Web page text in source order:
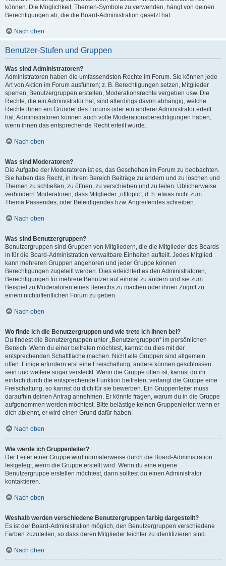
können. Die Möglichkeit, Themen-Symbole zu verwenden, hängt von deinen
Berechtigungen ab, die die Board-Administration gesetzt hat.
Nach oben
Benutzer-Stufen und Gruppen
Was sind Administratoren?
Administratoren haben die umfassendsten Rechte im Forum. Sie können jede
Art von Aktion im Forum ausführen; z. B. Berechtigungen setzen, Mitglieder
sperren, Benutzergruppen erstellen, Moderationsrechte vergeben usw. Die
Rechte, die ein Administrator hat, sind allerdings davon abhängig, welche
Rechte ihnen ein Gründer des Forums oder ein anderer Administrator erteilt
hat. Administratoren können auch volle Moderationsberechtigungen haben,
wenn ihnen das entsprechende Recht erteilt wurde.
Nach oben
Was sind Moderatoren?
Die Aufgabe der Moderatoren ist es, das Geschehen im Forum zu beobachten.
Sie haben das Recht, in ihrem Bereich Beiträge zu ändern und zu löschen und
Themen zu schließen, zu öffnen, zu verschieben und zu teilen. Üblicherweise
verhindern Moderatoren, dass Mitglieder „offtopic“, d. h. etwas nicht zum
Thema Passendes, oder Beleidigendes bzw. Angreifendes schreiben.
Nach oben
Was sind Benutzergruppen?
Benutzergruppen sind Gruppen von Mitgliedern, die die Mitglieder des Boards
in für die Board-Administration verwaltbare Einheiten aufteilt. Jedes Mitglied
kann mehreren Gruppen angehören und jeder Gruppe können
Berechtigungen zugeteilt werden. Dies erleichtert es den Administratoren,
Berechtigungen für mehrere Benutzer auf einmal zu ändern und sie zum
Beispiel zu Moderatoren eines Bereichs zu machen oder ihnen Zugriff zu
einem nichtöffentlichen Forum zu geben.
Nach oben
Wo finde ich die Benutzergruppen und wie trete ich ihnen bei?
Du findest die Benutzergruppen unter „Benutzergruppen“ im persönlichen
Bereich. Wenn du einer beitreten möchtest, kannst du dies mit der
entsprechenden Schaltfläche machen. Nicht alle Gruppen sind allgemein
offen. Einige erfordern erst eine Freischaltung, andere können geschlossen
sein und weitere sogar versteckt. Wenn die Gruppe offen ist, kannst du ihr
einfach durch die entsprechende Funktion beitreten; verlangt die Gruppe eine
Freischaltung, so kannst du dich für sie bewerben. Ein Gruppenleiter muss
daraufhin deinen Antrag annehmen. Er könnte fragen, warum du in die Gruppe
aufgenommen werden möchtest. Bitte belästige keinen Gruppenleiter, wenn er
dich ablehnt, er wird einen Grund dafür haben.
Nach oben
Wie werde ich Gruppenleiter?
Der Leiter einer Gruppe wird normalerweise durch die Board-Administration
festgelegt, wenn die Gruppe erstellt wird. Wenn du eine eigene
Benutzergruppe erstellen möchtest, dann solltest du einen Administrator
kontaktieren.
Nach oben
Weshalb werden verschiedene Benutzergruppen farbig dargestellt?
Es ist der Board-Administration möglich, den Benutzergruppen verschiedene
Farben zuzuteilen, so dass deren Mitglieder leichter zu identifizieren sind.
Nach oben